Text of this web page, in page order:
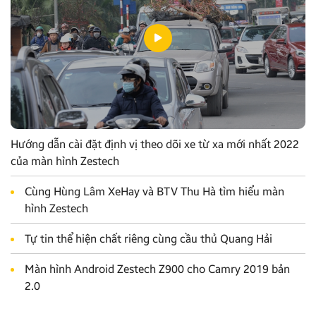
Hướng dẫn cài đặt định vị theo dõi xe từ xa mới nhất 2022
của màn hình Zestech
Cùng Hùng Lâm XeHay và BTV Thu Hà tìm hiểu màn
hình Zestech
Tự tin thể hiện chất riêng cùng cầu thủ Quang Hải
Màn hình Android Zestech Z900 cho Camry 2019 bản
2.0